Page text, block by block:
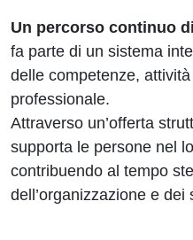
Un percorso continuo
fa parte di un sistema
delle competenze,
professionale.
Attraverso un’offerta
supporta le persone nel
contribuendo al tempo
dell’organizzazione e dei